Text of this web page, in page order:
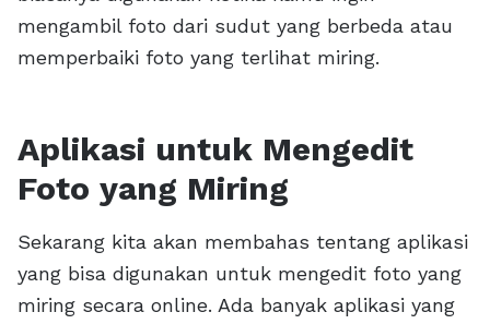
mengambil foto dari sudut yang berbeda atau
memperbaiki foto yang terlihat miring.
Aplikasi untuk Mengedit
Foto yang Miring
Sekarang kita akan membahas tentang aplikasi
yang bisa digunakan untuk mengedit foto yang
miring secara online. Ada banyak aplikasi yang